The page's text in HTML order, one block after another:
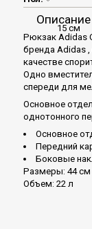
15 см
Описание
Рюкзак Adidas
бренда Adidas
качестве
Одно
спереди для
Основное
однотонного
Основное
Передний
Боковые
Размеры: 44 см
Объем: 22 л